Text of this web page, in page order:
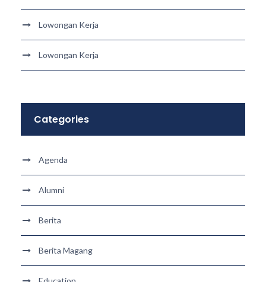
Lowongan Kerja
Lowongan Kerja
Categories
Agenda
Alumni
Berita
Berita Magang